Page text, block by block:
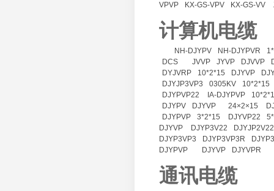
VPVP
KX-GS-VPV KX-GS-VV
计算机电缆
NH-DJYPV NH-DJYPVR
DCS
JVVP JYVP DJVVP
DYJVRP
10*2*15 DJYVP
DJYJP3VP3
0305KV
10*2*15
DJYPVP22
IA-DJYPVP
DJYPV
DJYVP 24×2×15
DJYPVP
3*2*15 DJYVP22
DJYVP
DJYP3V22
DJYJP2V22
DJYP3VP3
DJYP3VP3R
DJYPVP
DJYVP DJYVPR
通讯电缆